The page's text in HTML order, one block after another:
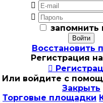


запомнить
Восстановить
Регистрация

Или войдите с
Закрыть
Торговые площадки